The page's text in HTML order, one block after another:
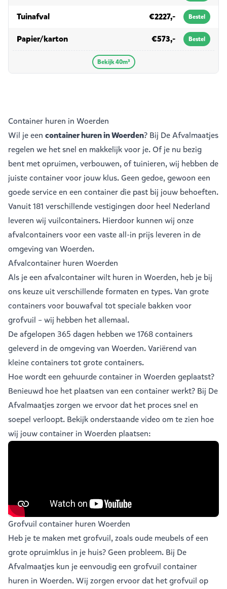
Tuinafvalin 40m³ €2227,- Bestel
Papier/kartonin 40m³ €573,- Bestel
Bekijk 40m³
Container huren in Woerden
Wil je een container huren in Woerden? Bij De Afvalmaatjes
regelen we het snel en makkelijk voor je. Of je nu bezig
bent met opruimen, verbouwen, of tuinieren, wij hebben de
juiste container voor jouw klus. Geen gedoe, gewoon een
goede service en een container die past bij jouw behoeften.
Vanuit181 verschillende vestigingen door heel Nederland
leveren wij vuilcontainers. Hierdoor kunnen wij onze
afvalcontainers voor een vaste all-in prijs leveren in de
omgeving van Woerden.
Afvalcontainer huren Woerden
Als je een afvalcontainerwilt huren in Woerden, heb je bij
ons keuze uit verschillende formaten en types. Van grote
containers voor bouwafval tot speciale bakken voor
grofvuil – wij hebben het allemaal.
De afgelopen 365 dagen hebben we 1768 containers
geleverd in de omgeving van Woerden. Variërend van
kleine containerstotgrote containers.
Hoe wordt een gehuurde container in Woerden geplaatst?
Benieuwd hoe het plaatsen van een container werkt? Bij De
Afvalmaatjes zorgen we ervoor dat het proces snel en
soepel verloopt. Bekijk onderstaande video om te zien hoe
wij jouw container in Woerden plaatsen:
Grofvuil container huren Woerden
Heb je te maken met grofvuil, zoals oude meubels of een
grote opruimklus in je huis? Geen probleem. Bij De
Afvalmaatjes kun je eenvoudig een grofvuil container
huren in Woerden. Wij zorgen ervoor dat het grofvuil op